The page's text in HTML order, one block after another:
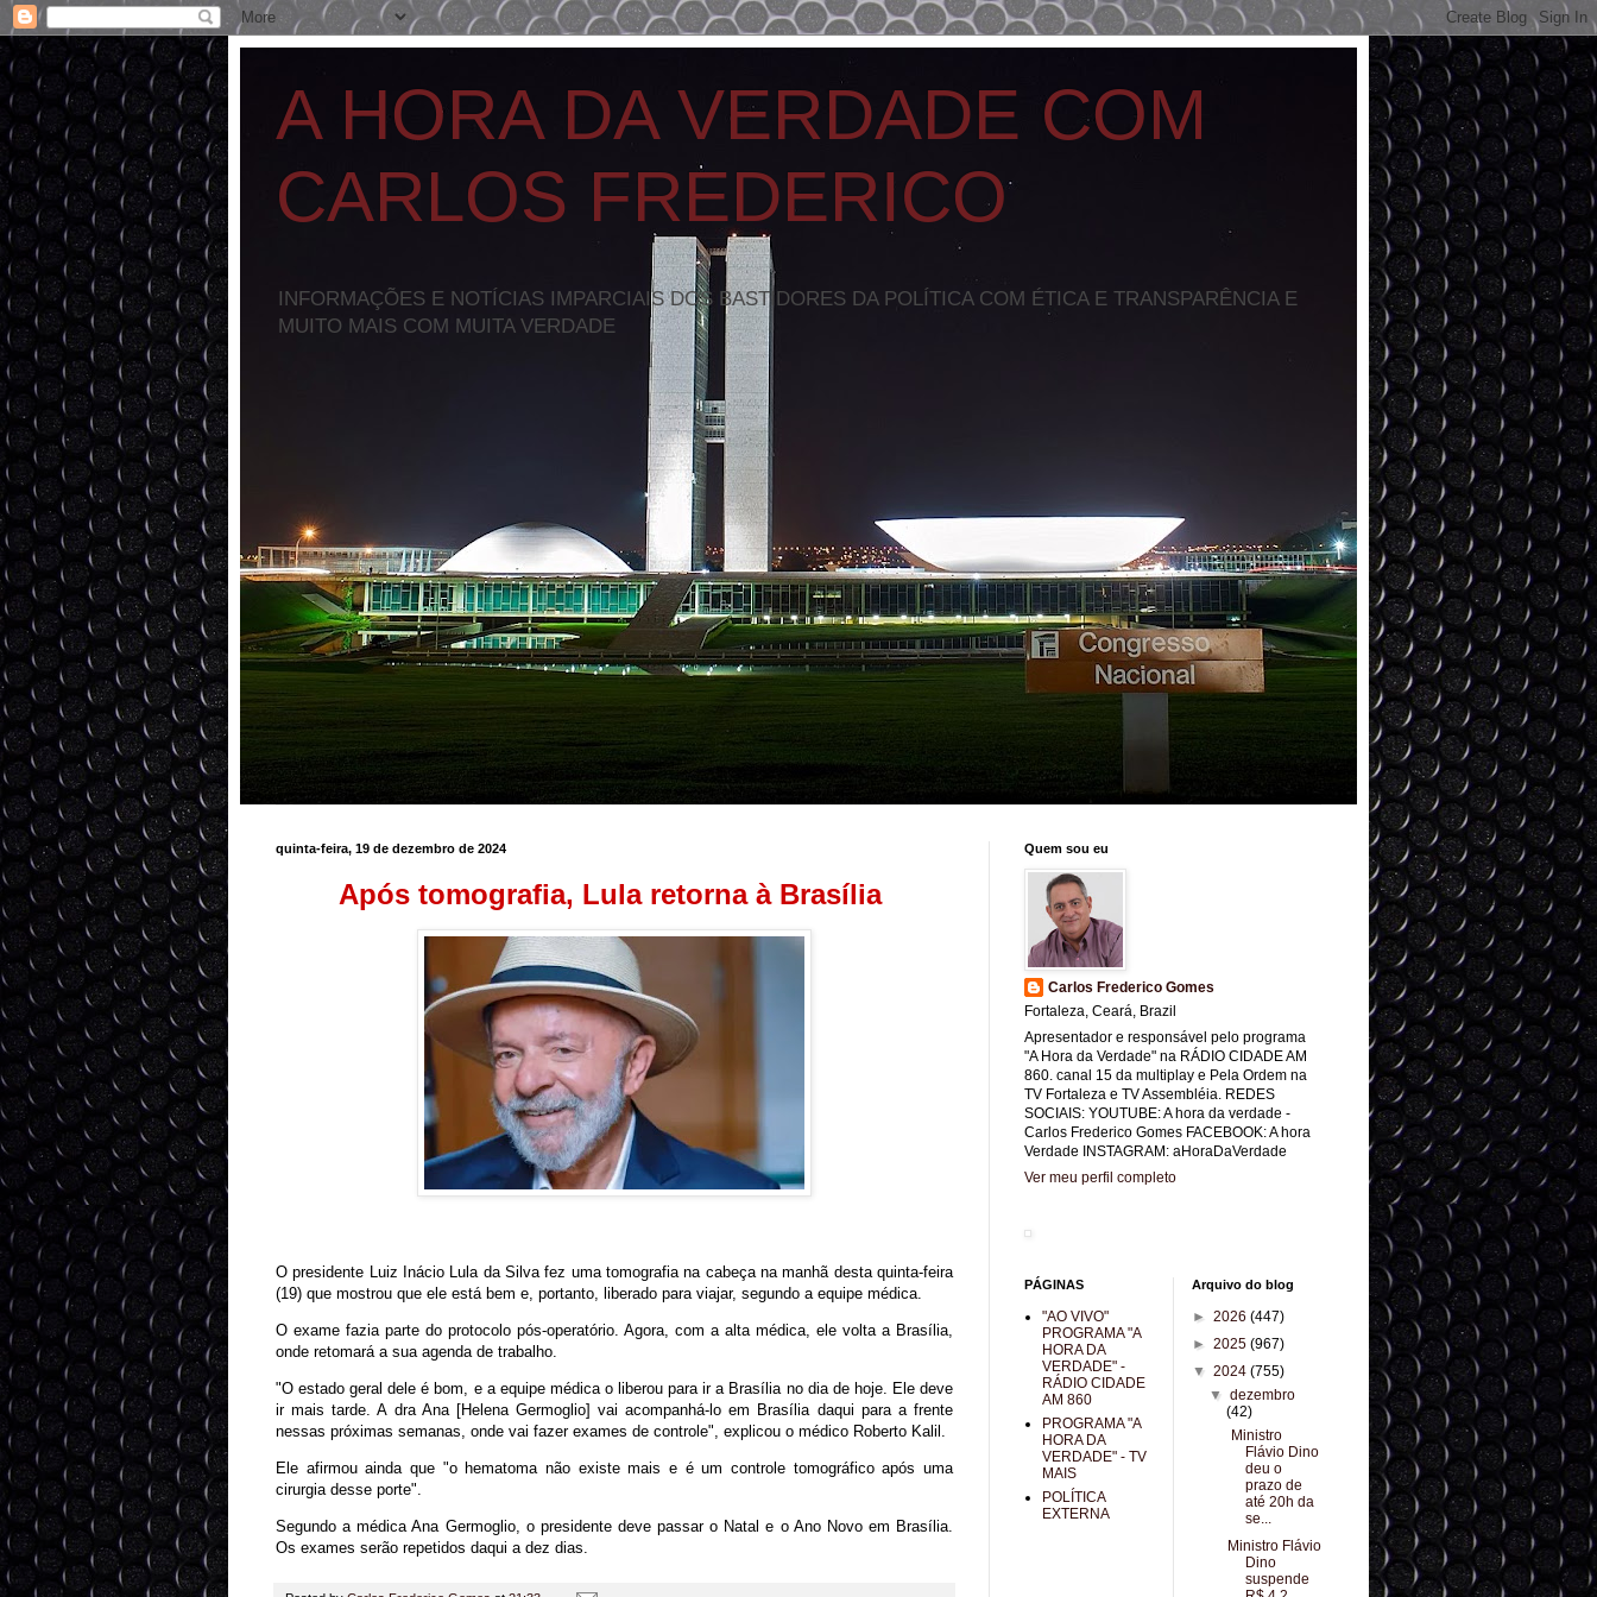
A HORA DA VERDADE COM
CARLOS FREDERICO
INFORMAÇÕES E NOTÍCIAS IMPARCIAIS DOS BASTIDORES DA POLÍTICA COM ÉTICA E TRANSPARÊNCIA E
MUITO MAIS COM MUITA VERDADE
quinta-feira, 19 de dezembro de 2024
Após tomografia, Lula retorna à Brasília
O presidente Luiz Inácio Lula da Silva fez uma tomografia na cabeça na manhã desta quinta-feira
(19) que mostrou que ele está bem e, portanto, liberado para viajar, segundo a equipe médica.
O exame fazia parte do protocolo pós-operatório. Agora, com a alta médica, ele volta a Brasília,
onde retomará a sua agenda de trabalho.
"O estado geral dele é bom, e a equipe médica o liberou para ir a Brasília no dia de hoje. Ele deve
ir mais tarde. A dra Ana [Helena Germoglio] vai acompanhá-lo em Brasília daqui para a frente
nessas próximas semanas, onde vai fazer exames de controle", explicou o médico Roberto Kalil.
Ele afirmou ainda que "o hematoma não existe mais e é um controle tomográfico após uma
cirurgia desse porte".
Segundo a médica Ana Germoglio, o presidente deve passar o Natal e o Ano Novo em Brasília.
Os exames serão repetidos daqui a dez dias.
Quem sou eu
Carlos Frederico Gomes
Fortaleza, Ceará, Brazil
Apresentador e responsável pelo programa
"A Hora da Verdade" na RÁDIO CIDADE AM
860. canal 15 da multiplay e Pela Ordem na
TV Fortaleza e TV Assembléia. REDES
SOCIAIS: YOUTUBE: A hora da verdade -
Carlos Frederico Gomes FACEBOOK: A hora
Verdade INSTAGRAM: aHoraDaVerdade
Ver meu perfil completo
PÁGINAS
"AO VIVO"
PROGRAMA "A
HORA DA
VERDADE" -
RÁDIO CIDADE
AM 860
PROGRAMA "A
HORA DA
VERDADE" - TV
MAIS
POLÍTICA
EXTERNA
Arquivo do blog
► 2026 (447)
► 2025 (967)
▼ 2024 (755)
▼dezembro
(42)
Ministro
Flávio Dino
deu o
prazo de
até 20h da
se...
Ministro Flávio
Dino
suspende